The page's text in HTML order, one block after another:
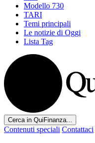
Modello 730
TARI
Temi principali
Le notizie di Oggi
Lista Tag
Cerca in QuiFinanza...
Contenuti speciali Contattaci